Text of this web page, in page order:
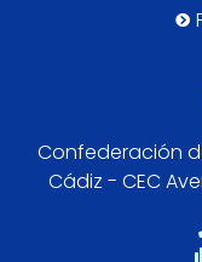
Confederación
Cádiz - CEC